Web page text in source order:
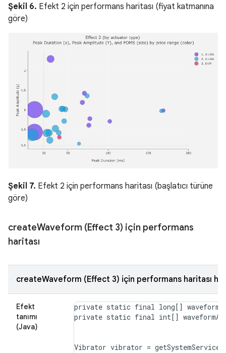
Şekil 6. Efekt 2 için performans haritası (fiyat katmanına
göre)
Şekil 7. Efekt 2 için performans haritası (başlatıcı türüne
göre)
createWaveform (Effect 3) için performans
haritası
createWaveform (Effect 3) için performans haritası
Efekt
tanımı
(Java)
private static final long[]
Vibrator vibrator =